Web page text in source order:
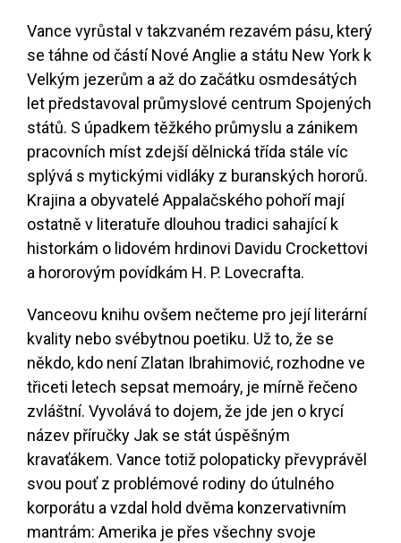
Vance vyrůstal v takzvaném rezavém pásu, který
se táhne od částí Nové Anglie a státu New York k
Velkým jezerům a až do začátku osmdesátých
let představoval průmyslové centrum Spojených
států. S úpadkem těžkého průmyslu a zánikem
pracovních míst zdejší dělnická třída stále víc
splývá s mytickými vidláky z buranských hororů.
Krajina a obyvatelé Appalačského pohoří mají
ostatně v literatuře dlouhou tradici sahající k
historkám o lidovém hrdinovi Davidu Crockettovi
a hororovým povídkám H. P. Lovecrafta.
Vanceovu knihu ovšem nečteme pro její literární
kvality nebo svébytnou poetiku. Už to, že se
někdo, kdo není Zlatan Ibrahimović, rozhodne ve
třiceti letech sepsat memoáry, je mírně řečeno
zvláštní. Vyvolává to dojem, že jde jen o krycí
název příručky Jak se stát úspěšným
kravaťákem. Vance totiž polopaticky převyprávěl
svou pouť z problémové rodiny do útulného
korporátu a vzdal hold dvěma konzervativním
mantrám: Amerika je přes všechny svoje